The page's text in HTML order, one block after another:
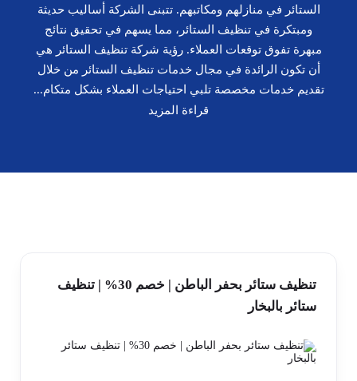
الستائر في منازلهم ومكاتبهم. تتبنى الشركة أساليب حديثة
ومبتكرة في تنظيف الستائر، مما يسهم في تحقيق نتائج
مبهرة تفوق توقعات العملاء. رؤية شركة تنظيف الستائر هي
أن تكون الرائدة في مجال خدمات تنظيف الستائر من خلال
تقديم خدمات مخصصة تلبي احتياجات العملاء بشكل متكام...
قراءة المزيد
تنظيف ستائر بحفر الباطن | خصم 30% | تنظيف
ستائر بالبخار